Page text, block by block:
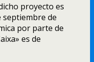
proyecto es
septiembre de
por parte de
es de